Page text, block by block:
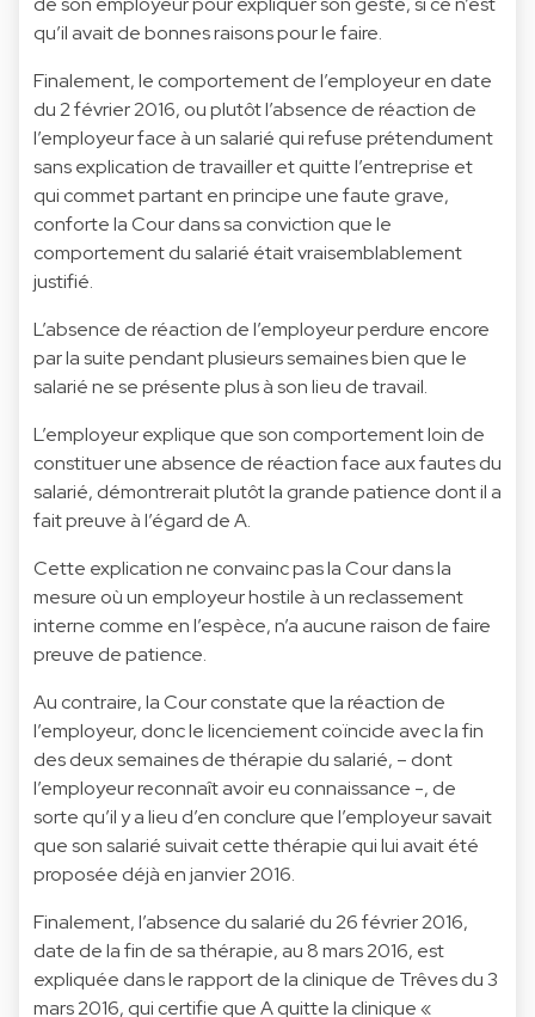
qu’il avait de bonnes raisons pour le faire.
Finalement, le comportement de l’employeur en date
du 2 février 2016, ou plutôt l’absence de réaction de
l’employeur face à un salarié qui refuse prétendument
sans explication de travailler et quitte l’entreprise et
qui commet partant en principe une faute grave,
conforte la Cour dans sa conviction que le
comportement du salarié était vraisemblablement
justifié.
L’absence de réaction de l’employeur perdure encore
par la suite pendant plusieurs semaines bien que le
salarié ne se présente plus à son lieu de travail.
L’employeur explique que son comportement loin de
constituer une absence de réaction face aux fautes du
salarié, démontrerait plutôt la grande patience dont il a
fait preuve à l’égard de A.
Cette explication ne convainc pas la Cour dans la
mesure où un employeur hostile à un reclassement
interne comme en l’espèce, n’a aucune raison de faire
preuve de patience.
Au contraire, la Cour constate que la réaction de
l’employeur, donc le licenciement coïncide avec la fin
des deux semaines de thérapie du salarié, – dont
l’employeur reconnaît avoir eu connaissance -, de
sorte qu’il y a lieu d’en conclure que l’employeur savait
que son salarié suivait cette thérapie qui lui avait été
proposée déjà en janvier 2016.
Finalement, l’absence du salarié du 26 février 2016,
date de la fin de sa thérapie, au 8 mars 2016, est
expliquée dans le rapport de la clinique de Trêves du 3
mars 2016, qui certifie que A quitte la clinique «